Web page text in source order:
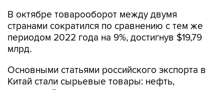
В октябре товарооборот между двумя
странами сократился по сравнению с тем же
периодом 2022 года на 9%, достигнув $19,79
млрд.
Основными статьями российского экспорта в
Китай стали сырьевые товары: нефть,